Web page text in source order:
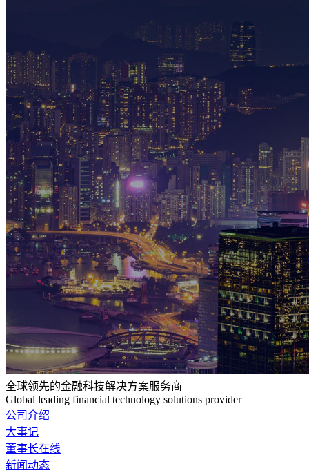
全球领先的金融科技解决方案服务商
Global leading financial technology solutions provider
公司介绍
大事记
董事长在线
新闻动态